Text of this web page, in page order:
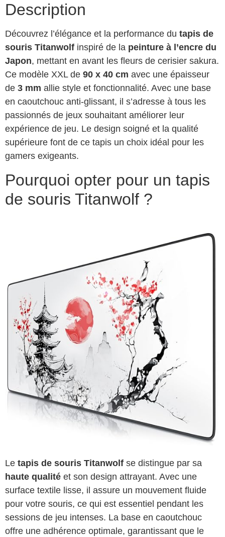
Description
Découvrez l’élégance et la performance du tapis de
souris Titanwolf inspiré de la peinture à l’encre du
Japon, mettant en avant les fleurs de cerisier sakura.
Ce modèle XXL de 90 x 40 cm avec une épaisseur
de 3 mm allie style et fonctionnalité. Avec une base
en caoutchouc anti-glissant, il s’adresse à tous les
passionnés de jeux souhaitant améliorer leur
expérience de jeu. Le design soigné et la qualité
supérieure font de ce tapis un choix idéal pour les
gamers exigeants.
Pourquoi opter pour un tapis
de souris Titanwolf ?
Le tapis de souris Titanwolf se distingue par sa
haute qualité et son design attrayant. Avec une
surface textile lisse, il assure un mouvement fluide
pour votre souris, ce qui est essentiel pendant les
sessions de jeu intenses. La base en caoutchouc
offre une adhérence optimale, garantissant que le